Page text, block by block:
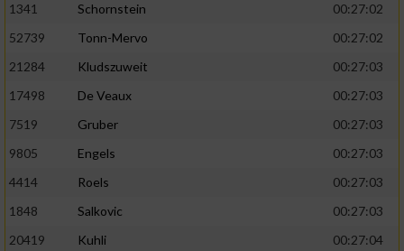
1341
Schornstein
00:27:02
52739
Tonn-Mervo
00:27:02
21284
Kludszuweit
00:27:03
17498
De Veaux
00:27:03
7519
Gruber
00:27:03
9805
Engels
00:27:03
4414
Roels
00:27:03
1848
Salkovic
00:27:03
20419
Kuhli
00:27:04